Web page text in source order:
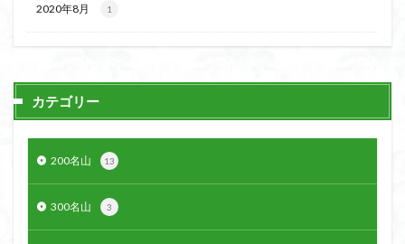
2020年8月 1
カテゴリー
200名山 13
300名山 3